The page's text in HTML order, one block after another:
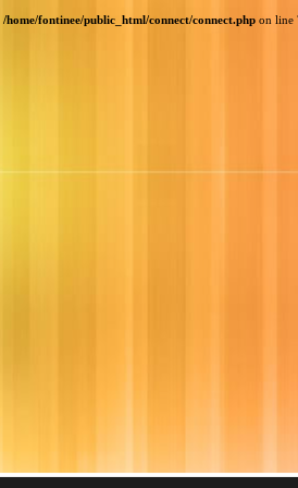
/home/fontinee/public_html/connect/connect.php on line